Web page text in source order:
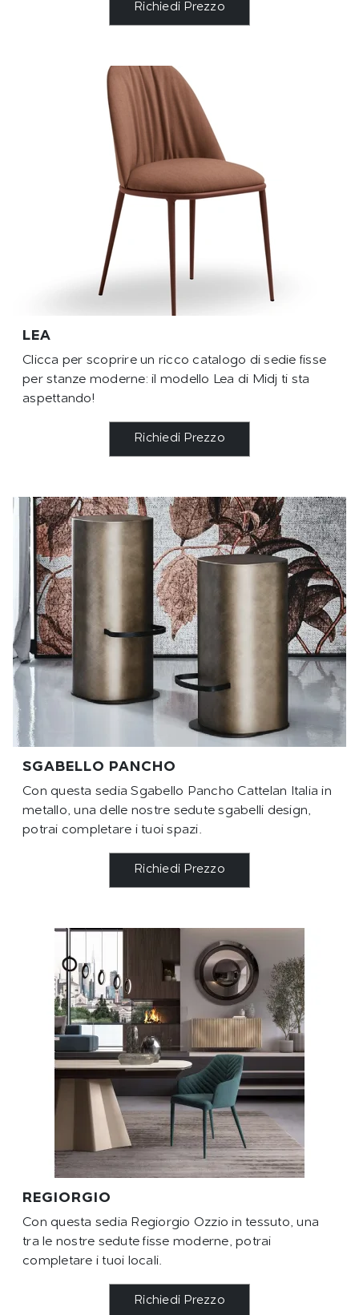
Richiedi Prezzo
LEA
Clicca per scoprire un ricco catalogo di sedie fisse
per stanze moderne: il modello Lea di Midj ti sta
aspettando!
Richiedi Prezzo
SGABELLO PANCHO
Con questa sedia Sgabello Pancho Cattelan Italia in
metallo, una delle nostre sedute sgabelli design,
potrai completare i tuoi spazi.
Richiedi Prezzo
REGIORGIO
Con questa sedia Regiorgio Ozzio in tessuto, una
tra le nostre sedute fisse moderne, potrai
completare i tuoi locali.
Richiedi Prezzo